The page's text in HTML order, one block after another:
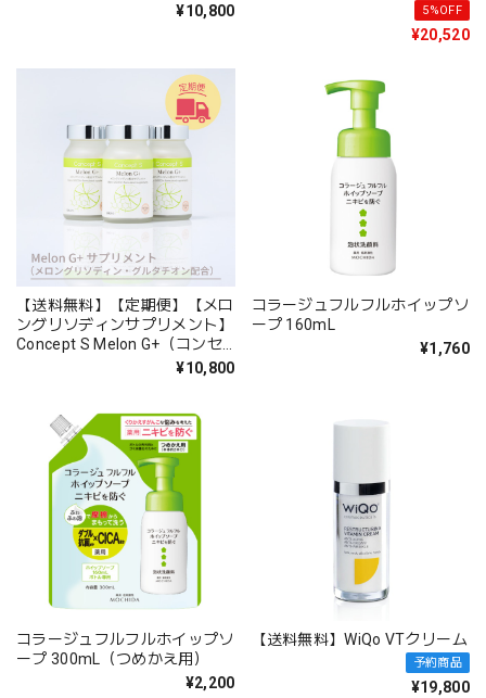
¥10,800 5%OFF
¥20,520
【送料無料】【定期便】【メロ
ングリソディンサプリメント】
Concept S Melon G+（コンセ
¥10,800
コラージュフルフルホイップソ
ープ 160mL
¥1,760
コラージュフルフルホイップソ
ープ 300mL（つめかえ用）
¥2,200
【送料無料】WiQo VTクリーム
予約商品
¥19,800